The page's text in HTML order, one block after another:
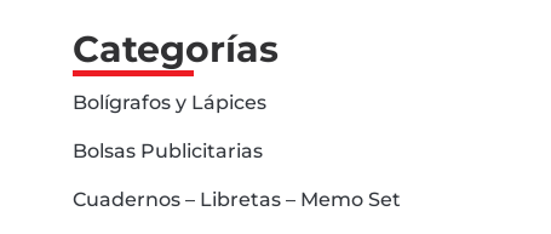
Categorías
Bolígrafos y Lápices
Bolsas Publicitarias
Cuadernos – Libretas – Memo Set